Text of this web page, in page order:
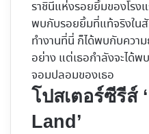
ราชินีแห่งรอยยิ้มของโรง
พบกับรอยยิ้มที่แท้จริงในสั
ทำงานที่นี่ ก็ได้พบกับควา
อย่าง แต่เธอกำลังจะได้
จอมปลอมของเธอ
โปสเตอร์ซีรีส์
Land’